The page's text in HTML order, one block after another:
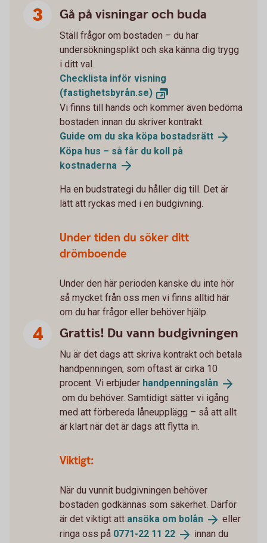
Gå på visningar och buda
Ställ frågor om bostaden – du har
undersökningsplikt och ska känna dig trygg
i ditt val.
Checklista inför visning
(fastighetsbyrån.se)
Vi finns till hands och kommer även bedöma
bostaden innan du skriver kontrakt.
Guide om du ska köpa bostadsrätt
Köpa hus – så får du koll på
kostnaderna
Ha en budstrategi du håller dig till. Det är
lätt att ryckas med i en budgivning.
Under tiden du söker ditt
drömboende
Under den här perioden kanske du inte hör
så mycket från oss men vi finns alltid här
om du har frågor eller behöver hjälp.
Grattis! Du vann budgivningen
Nu är det dags att skriva kontrakt och betala
handpenningen, som oftast är cirka 10
procent. Vi erbjuder handpenningslån
om du behöver. Samtidigt sätter vi igång
med att förbereda låneupplägg – så att allt
är klart när det är dags att flytta in.
Viktigt:
När du vunnit budgivningen behöver
bostaden godkännas som säkerhet. Därför
är det viktigt att ansöka om bolån
eller
ringa oss på 0771-22 11 22
innan du